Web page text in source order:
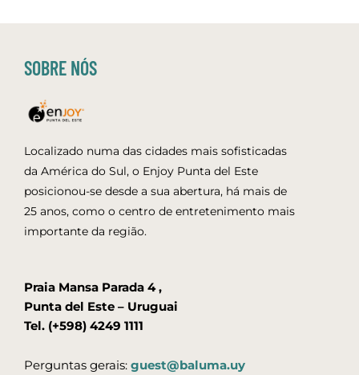
SOBRE NÓS
Localizado numa das cidades mais sofisticadas
da América do Sul, o Enjoy Punta del Este
posicionou-se desde a sua abertura, há mais de
25 anos, como o centro de entretenimento mais
importante da região.
Praia Mansa Parada 4 ,
Punta del Este – Uruguai
Tel. (+598) 4249 1111
Perguntas gerais: guest@baluma.uy